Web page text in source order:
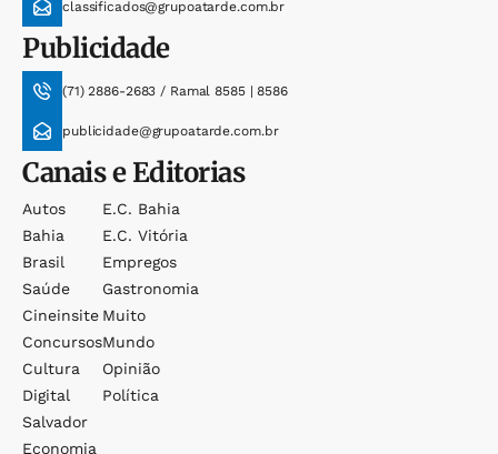
classificados@grupoatarde.com.br
Publicidade
(71) 2886-2683 / Ramal 8585 | 8586
publicidade@grupoatarde.com.br
Canais e Editorias
Autos
Bahia
Brasil
Saúde
Cineinsite
Concursos
Cultura
Digital
Salvador
Economia
E.c. Bahia
E.c. Vitória
Empregos
Gastronomia
Muito
Mundo
Opinião
Política